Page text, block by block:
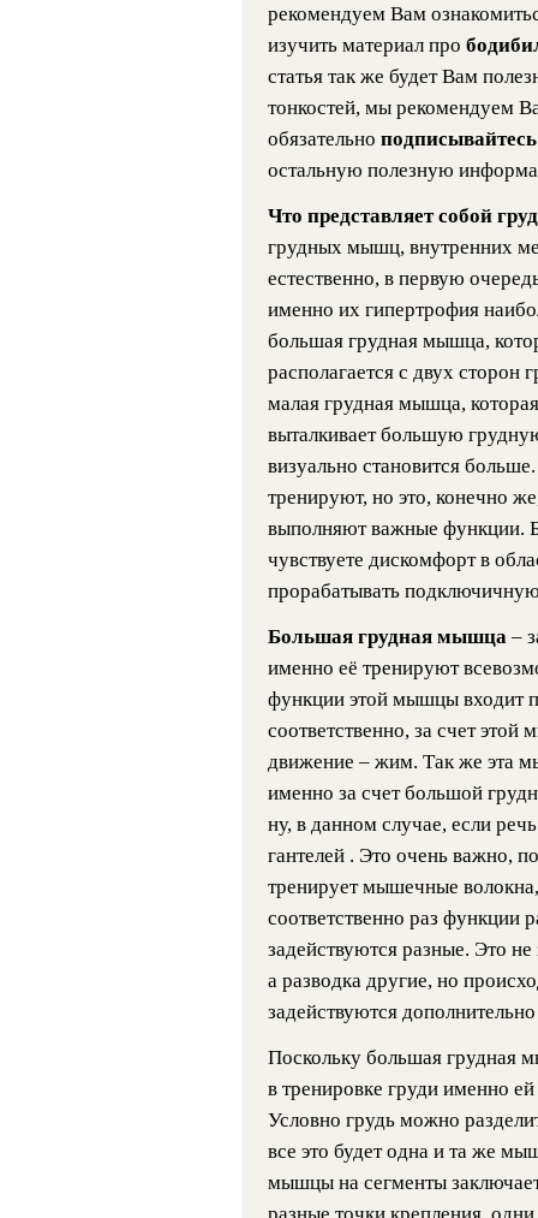
рекомендуем Вам
изучить материал про
статья так же будет Вам
тонкостей, мы рекомендуем
обязательно
остальную полезную
Что представляет собой
грудных мышц, внутренних
естественно, в первую
именно их гипертрофия
большая грудная мышца,
располагается с двух сторон
малая грудная мышца,
выталкивает большую
визуально становится
тренируют, но это, конечно
выполняют важные функции.
чувствуете дискомфорт в
прорабатывать
Большая грудная мышца –
именно её тренируют
функции этой мышцы входит
соответственно, за счет
движение – жим. Так же эта
именно за счет большой
ну, в данном случае, если
гантелей . Это очень важно,
тренирует мышечные
соответственно раз функции
задействуются разные. Это
а разводка другие, но
задействуются
Поскольку большая грудная
в тренировке груди именно
Условно грудь можно
все это будет одна и та же
мышцы на сегменты